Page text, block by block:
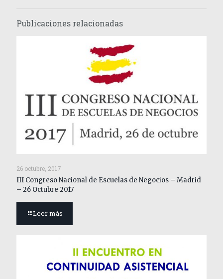
Publicaciones relacionadas
26 octubre, 2017
III Congreso Nacional de Escuelas de Negocios – Madrid
– 26 Octubre 2017
Leer más